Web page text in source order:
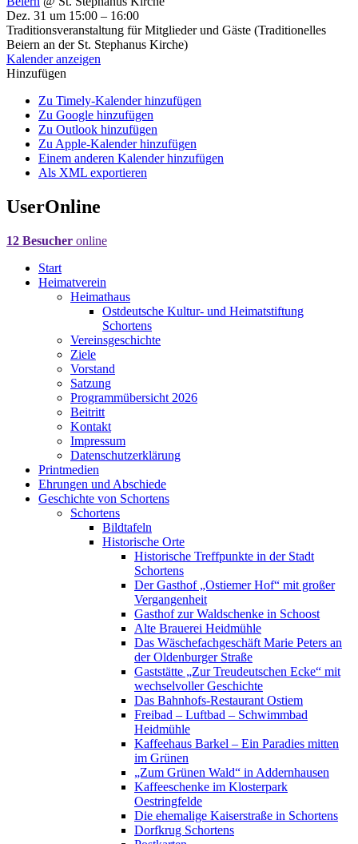
Dez. 31 um 15:00 – 16:00
Traditionsveranstaltung für Mitglieder und Gäste (Traditionelles
Beiern an der St. Stephanus Kirche)
Kalender anzeigen
Hinzufügen
Zu Timely-Kalender hinzufügen
Zu Google hinzufügen
Zu Outlook hinzufügen
Zu Apple-Kalender hinzufügen
Einem anderen Kalender hinzufügen
Als XML exportieren
UserOnline
12 Besucher online
Start
Heimatverein
Heimathaus
Ostdeutsche Kultur- und Heimatstiftung
Schortens
Vereinsgeschichte
Ziele
Vorstand
Satzung
Programmübersicht 2026
Beitritt
Kontakt
Impressum
Datenschutzerklärung
Printmedien
Ehrungen und Abschiede
Geschichte von Schortens
Schortens
Bildtafeln
Historische Orte
Historische Treffpunkte in der Stadt
Schortens
Der Gasthof „Ostiemer Hof“ mit großer
Vergangenheit
Gasthof zur Waldschenke in Schoost
Alte Brauerei Heidmühle
Das Wäschefachgeschäft Marie Peters an
der Oldenburger Straße
Gaststätte „Zur Treudeutschen Ecke“ mit
wechselvoller Geschichte
Das Bahnhofs-Restaurant Ostiem
Freibad – Luftbad – Schwimmbad
Heidmühle
Kaffeehaus Barkel – Ein Paradies mitten
im Grünen
„Zum Grünen Wald“ in Addernhausen
Kaffeeschenke im Klosterpark
Oestringfelde
Die ehemalige Kaiserstraße in Schortens
Dorfkrug Schortens